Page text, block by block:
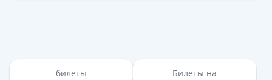
билеты Билеты на